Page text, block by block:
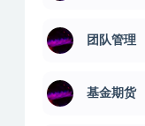
团队管理
基金期货